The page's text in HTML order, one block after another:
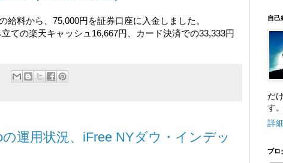
給料から、75,000円を証券口座に入金しました。
ての楽天キャッシュ16,667円、カード決済での33,333円
運用状況、iFree NYダウ・インデッ
自己
だ
す
詳
ブロ